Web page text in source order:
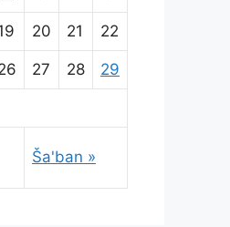
Ša'ban »
20 21 22
27 28 29